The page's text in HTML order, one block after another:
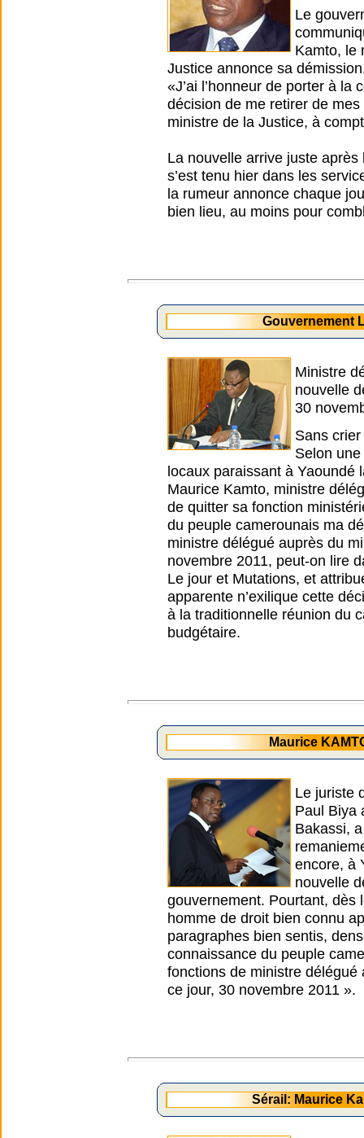
Le
Kamto, le
Justice annonce sa
«J’ai l’honneur de porter à
décision de me retirer de
ministre de la Justice, à
La nouvelle arrive juste
s’est tenu hier dans les
la rumeur annonce chaque
bien lieu, au moins pour
Gouvernement
Ministre
nouvelle
30
Sans
Selon
locaux paraissant à Yaoundé
Maurice Kamto, ministre
de quitter sa fonction
du peuple camerounais ma
ministre délégué auprès du
novembre 2011, peut-on lire
Le jour et Mutations, et
apparente n’exilique cette
à la traditionnelle réunion du
budgétaire.
Maurice
Le juriste
Paul Biya
Bakassi,
encore, à
nouvelle
gouvernement. Pourtant, dès
homme de droit bien connu
paragraphes bien sentis,
connaissance du peuple
fonctions de ministre
ce jour, 30 novembre 2011 ».
Sérail: Maurice